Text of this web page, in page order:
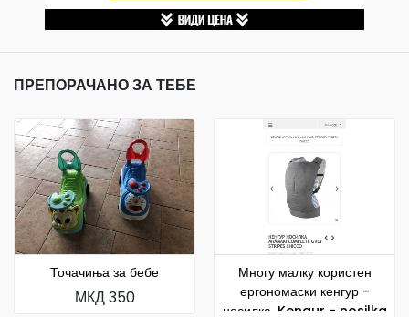
ПРЕПОРАЧАНО ЗА ТЕБЕ
Точачиња за бебе
МКД 350
Многу малку користен
ергономаски кенгур -
носилка. Kengur - nosilka